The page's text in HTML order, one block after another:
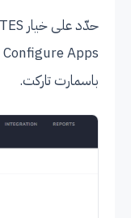
باسمارت تاركت.